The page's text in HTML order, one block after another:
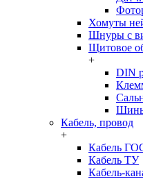
Хомуты
Шнуры с
Щитовое
+
DIN
Шины
Кабель, провод
+
Кабель
Кабель ТУ
Кабель-